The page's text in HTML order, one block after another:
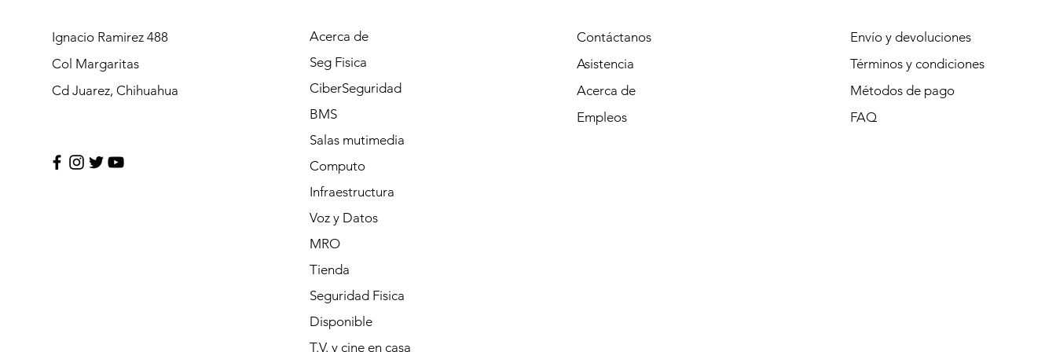
Ignacio Ramirez 488
Col Margaritas
Cd Juarez, Chihuahua
Acerca de
Seg Fisica
CiberSeguridad
BMS
Salas mutimedia
Computo
Infraestructura
Voz y Datos
MRO
Tienda
Seguridad Fisica
Disponible
T.V. y cine en casa
Contáctanos
Asistencia
Acerca de
Empleos
Envío y devoluciones
Términos y condiciones
Métodos de pago
FAQ